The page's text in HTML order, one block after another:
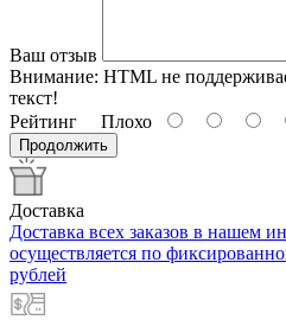
Ваш отзыв
Внимание: HTML не
текст!
Рейтинг Плохо
Продолжить
Доставка
Доставка всех заказов в нашем
осуществляется по
рублей